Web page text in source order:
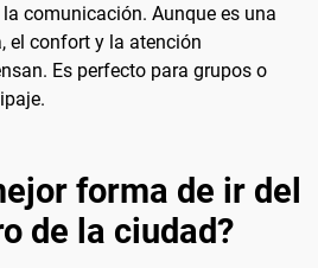
comunicación. Aunque es una
el confort y la atención
Es perfecto para grupos o
forma de ir del
de la ciudad?